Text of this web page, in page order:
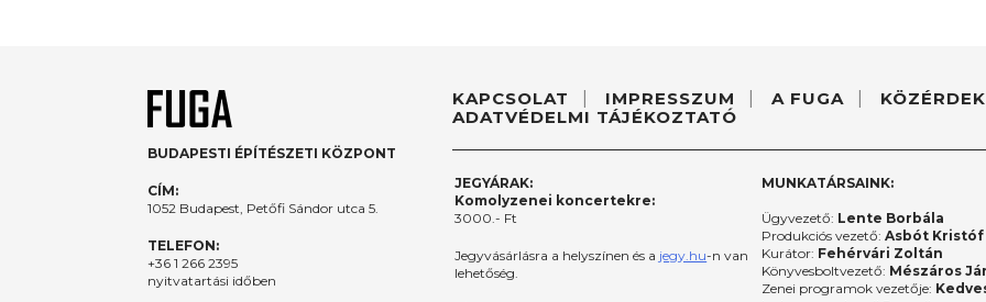
BUDAPESTI ÉPÍTÉSZETI KÖZPONT
CÍM:
1052 Budapest, Petőfi Sándor utca 5.
TELEFON:
+36 1 266 2395
nyitvatartási időben
KAPCSOLAT IMPRESSZUM A FUGA
ADATVÉDELMI TÁJÉKOZTATÓ
JEGYÁRAK:
Komolyzenei koncertekre:
3000.- Ft
Jegyvásárlásra a helyszínen és a jegy.hu-n van
lehetőség.
MUNKATÁRSAINK:
Ügyvezető: Lente Borbála
Produkciós vezető: Asbót Kristóf
Kurátor: Fehérvári Zoltán
Könyvesboltvezető: Mészáros
Zenei programok vezetője: